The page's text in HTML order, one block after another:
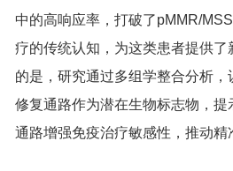
中的高响应率，打破了pMMR/
疗的传统认知，为这类患者提供
的是，研究通过多组学整合分析
修复通路作为潜在生物标志物，
通路增强免疫治疗敏感性，推动精